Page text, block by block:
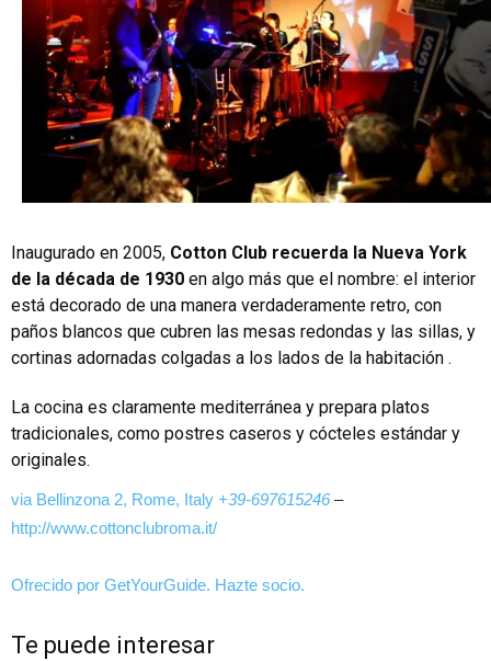
Inaugurado en 2005, Cotton Club recuerda la Nueva York
de la década de 1930 en algo más que el nombre: el interior
está decorado de una manera verdaderamente retro, con
paños blancos que cubren las mesas redondas y las sillas, y
cortinas adornadas colgadas a los lados de la habitación .
La cocina es claramente mediterránea y prepara platos
tradicionales, como postres caseros y cócteles estándar y
originales.
via Bellinzona 2, Rome, Italy +39-697615246–
http://www.cottonclubroma.it/
Ofrecido por GetYourGuide. Hazte socio.
Te puede interesar